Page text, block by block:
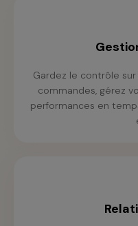
Gardez le contrôle
commandes, gérez
performances en